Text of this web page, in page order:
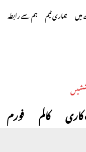
ہماری ٹیم ہم سے رابطہ
کالم فورم